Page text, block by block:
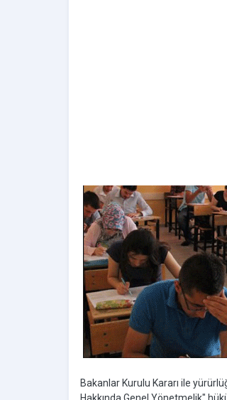
Bakanlar Kurulu Kararı ile